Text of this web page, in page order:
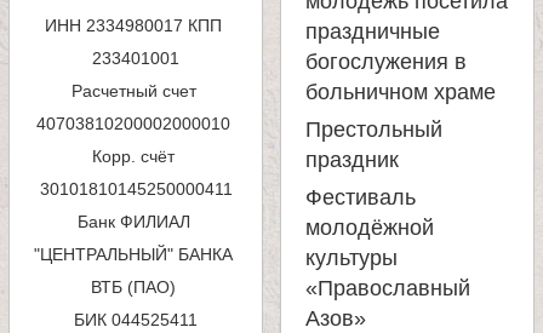
ИНН 2334980017 КПП
233401001
Расчетный счет
40703810200002000010
Корр. счёт
Банк ФИЛИАЛ
"ЦЕНТРАЛЬНЫЙ" БАНКА
ВТБ (ПАО)
БИК 044525411
п
о
и
с
к
а
праздничные
богослужения в
больничном храме
Престольный
праздник
Фестиваль
молодёжной
культуры
«Православный
Азов»